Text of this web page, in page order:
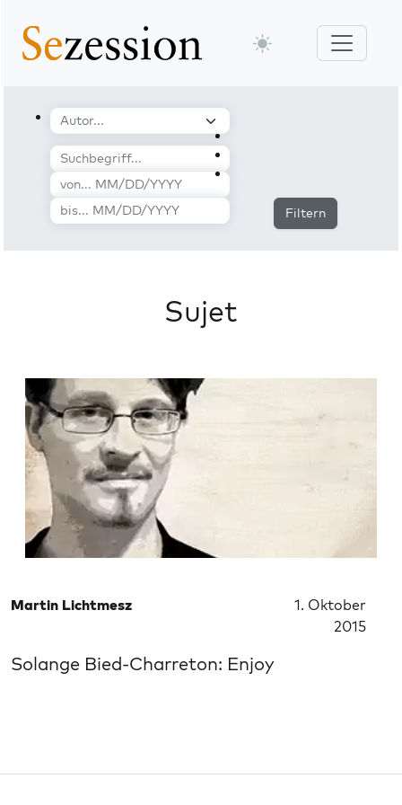
Filtern
Sujet
Martin Lichtmesz
1. Oktober
2015
Solange Bied-Charreton: Enjoy